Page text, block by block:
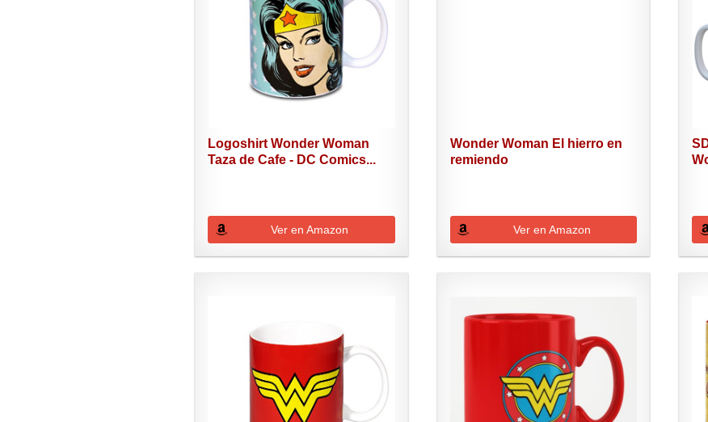
Logoshirt Wonder Woman
Taza de Cafe - DC Comics...
Ver en Amazon
Wonder Woman El hierro en
remiendo
Ver en Amazon